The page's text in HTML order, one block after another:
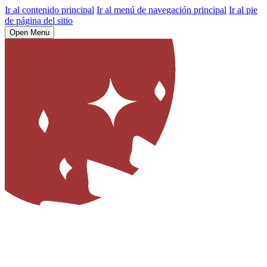
Ir al contenido principal Ir al menú de navegación principal Ir al pie
de página del sitio
Open Menu